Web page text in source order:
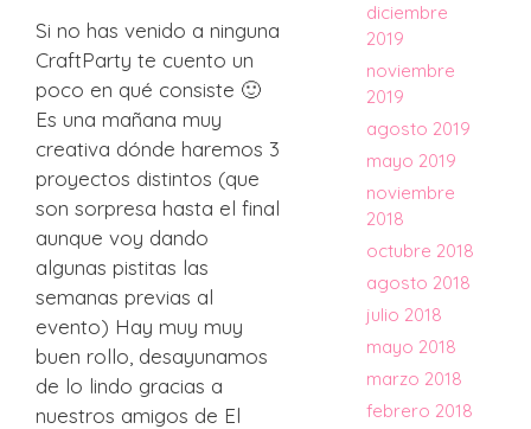
Si no has venido a ninguna
CraftParty te cuento un
poco en qué consiste 🙂
Es una mañana muy
creativa dónde haremos 3
proyectos distintos (que
son sorpresa hasta el final
aunque voy dando
algunas pistitas las
semanas previas al
evento) Hay muy muy
buen rollo, desayunamos
de lo lindo gracias a
nuestros amigos de El
diciembre
2019
noviembre
2019
agosto 2019
mayo 2019
noviembre
2018
octubre 2018
agosto 2018
julio 2018
mayo 2018
marzo 2018
febrero 2018